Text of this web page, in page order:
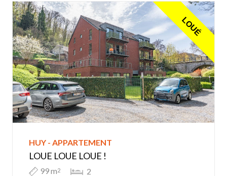
HUY - APPARTEMENT
LOUE LOUE LOUE !
99 m2 2
LOUÉ